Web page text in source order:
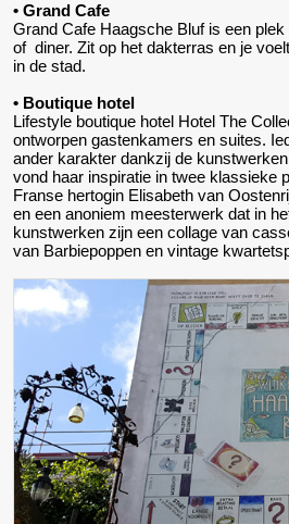
• Grand Cafe
Grand Cafe Haagsche Bluf is een
of diner. Zit op het dakterras en je
in de stad.
• Boutique hotel
Lifestyle boutique hotel Hotel The
ontworpen gastenkamers en suites.
ander karakter dankzij de
vond haar inspiratie in twee klassieke
Franse hertogin Elisabeth van
en een anoniem meesterwerk dat in
kunstwerken zijn een collage van
van Barbiepoppen en vintage